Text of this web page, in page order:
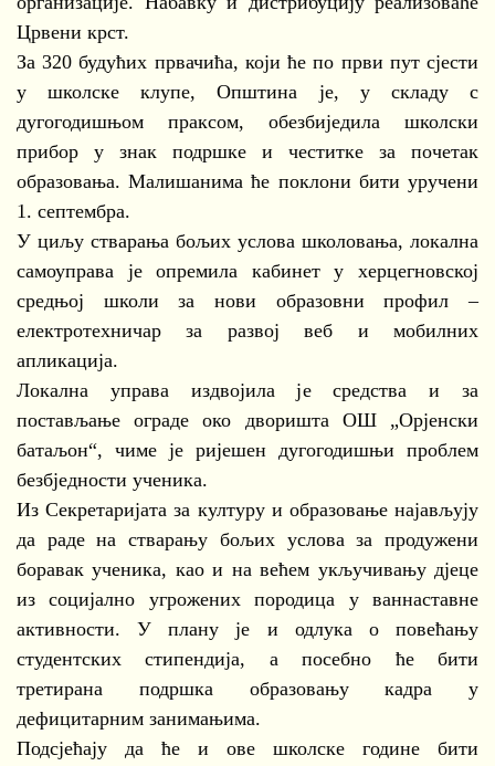
Црвени крст.
За 320 будућих првачића, који ће по први пут сјести
у школске клупе, Општина је, у складу с
дугогодишњом праксом, обезбиједила школски
прибор у знак подршке и честитке за почетак
образовања. Малишанима ће поклони бити уручени
1. септембра.
У циљу стварања бољих услова школовања, локална
самоуправа је опремила кабинет у херцегновској
средњој школи за нови образовни профил –
електротехничар за развој веб и мобилних
апликација.
Локална управа издвојила је средства и за
постављање ограде око дворишта ОШ „Орјенски
батаљон“, чиме је ријешен дугогодишњи проблем
безбједности ученика.
Из Секретаријата за културу и образовање најављују
да раде на стварању бољих услова за продужени
боравак ученика, као и на већем укључивању дјеце
из социјално угрожених породица у ваннаставне
активности. У плану је и одлука о повећању
студентских стипендија, а посебно ће бити
третирана подршка образовању кадра у
дефицитарним занимањима.
Подсјећају да ће и ове школске године бити